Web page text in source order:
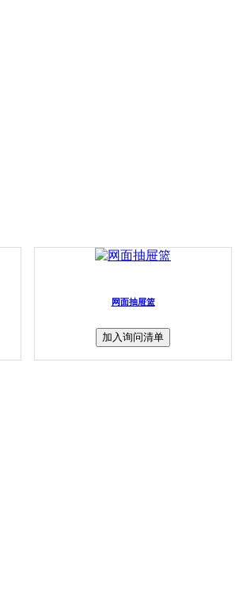
网面抽屉篮
加入询问清单